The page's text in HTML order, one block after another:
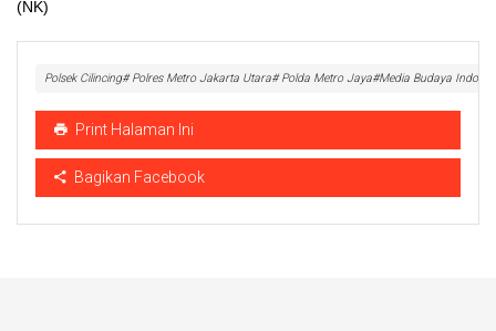
(NK)
Polsek Cilincing# Polres Metro Jakarta Utara# Polda Metro Jaya#Media Budaya
Print Halaman Ini
Bagikan Facebook